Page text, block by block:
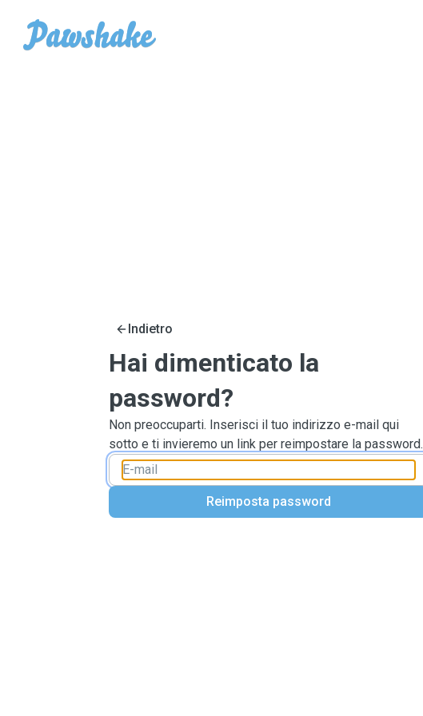
Indietro
Hai dimenticato la
password?
Non preoccuparti. Inserisci il tuo indirizzo e-mail qui
sotto e ti invieremo un link per reimpostare la password.
Reimposta password